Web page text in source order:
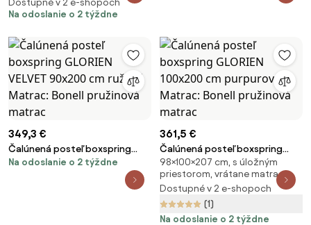
pružinový
Dostupné v 2 e-shopoch
Na odoslanie o 2 týždne
349,3 €
Čalúnená posteľ boxspring
GLORIEN VELVET 90x200 cm
Na odoslanie o 2 týždne
361,5 €
Čalúnená posteľ boxspring
GLORIEN 100x200 cm purpurová
Matrac: Bonell pružinová
matrac
98×100×207 cm, s úložným
priestorom, vrátane matraca
Dostupné v 2 e-shopoch
(1)
Na odoslanie o 2 týždne